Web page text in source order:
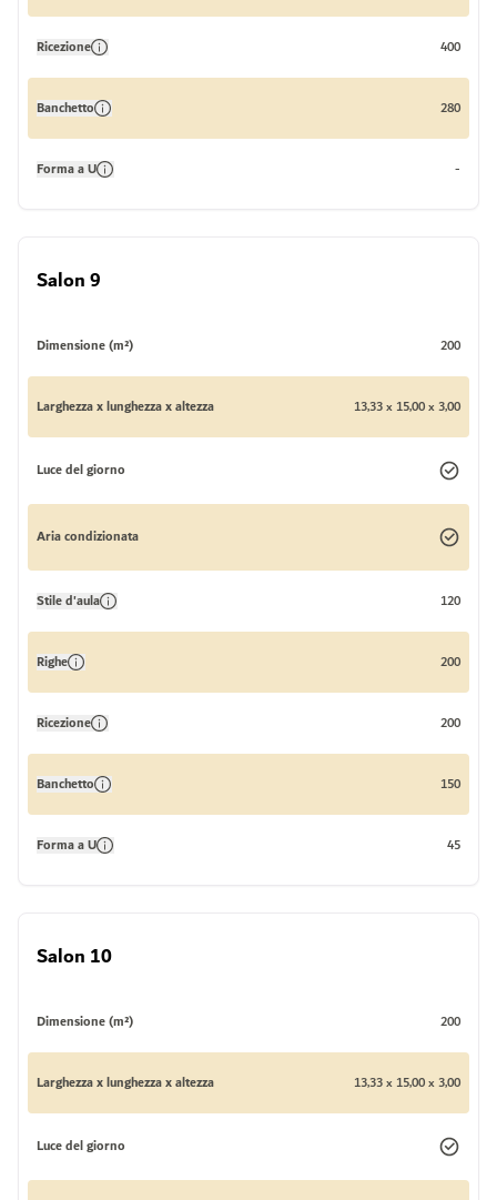
Ricezione 400
Banchetto 280
Forma a U -
Salon 9
Dimensione (m²) 200
Larghezza x lunghezza x altezza 13,33 x 15,00 x 3,00
Luce del giorno
Aria condizionata
Stile d'aula 120
Righe 200
Ricezione 200
Banchetto 150
Forma a U 45
Salon 10
Dimensione (m²) 200
Larghezza x lunghezza x altezza 13,33 x 15,00 x 3,00
Luce del giorno